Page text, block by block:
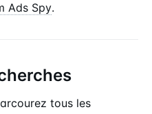
Ads Spy.
tous les